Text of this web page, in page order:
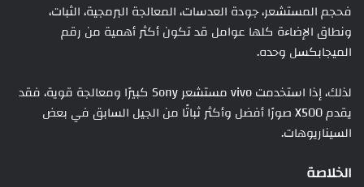
فحجم المستشعر، جودة العدسات، المعالجة البرمجية، الثبات،
ونطاق الإضاءة كلها عوامل قد تكون أكثر أهمية من رقم
الميجابكسل وحده.
لذلك، إذا استخدمت vivo مستشعر Sony كبيرًا ومعالجة قوية، فقد
يقدم X500 صورًا أفضل وأكثر ثباتًا من الجيل السابق في بعض
السيناريوهات.
الخلاصة